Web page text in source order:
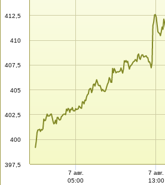
397,5
400
402,5
405
407,5
410
412,5
7 авг.
05:00
7 авг.
13:00